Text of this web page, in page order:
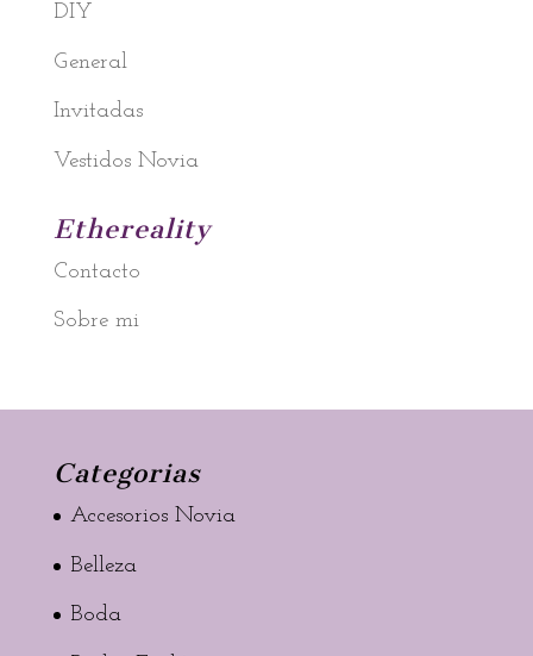
DIY
General
Invitadas
Vestidos Novia
Ethereality
Contacto
Sobre mi
Categorias
Accesorios Novia
Belleza
Boda